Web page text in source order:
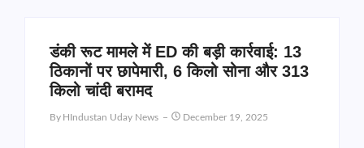
डंकी रूट मामले में ED की बड़ी कार्रवाई: 13
ठिकानों पर छापेमारी, 6 किलो सोना और 313
किलो चांदी बरामद
By HIndustan Uday News December 19, 2025